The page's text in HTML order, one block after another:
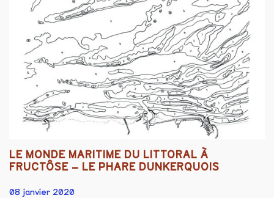
LE MONDE MARITIME DU LITTORAL À
FRUCTÔSE – LE PHARE DUNKERQUOIS
08 janvier 2020